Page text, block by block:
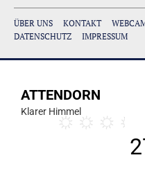
ÜBER UNS KONTAKT
DATENSCHUTZ
IMPRESSUM
ATTENDORN
Klarer Himmel